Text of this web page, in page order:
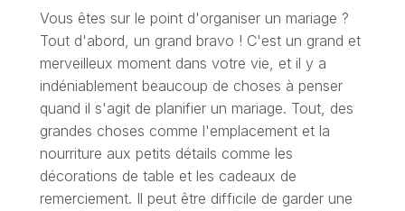
Vous êtes sur le point d'organiser un mariage ?
Tout d'abord, un grand bravo ! C'est un grand et
merveilleux moment dans votre vie, et il y a
indéniablement beaucoup de choses à penser
quand il s'agit de planifier un mariage. Tout, des
grandes choses comme l'emplacement et la
nourriture aux petits détails comme les
décorations de table et les cadeaux de
remerciement. Il peut être difficile de garder une